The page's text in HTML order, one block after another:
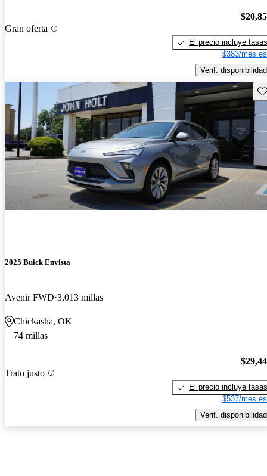
Gran oferta
El precio incluye tasas
$383/mes
Verif. disponibilidad
2025 Buick Envista
Avenir FWD 3,013 millas
Chickasha, OK
74 millas
Trato justo
El precio incluye tasas
$537/mes
Verif. disponibilidad